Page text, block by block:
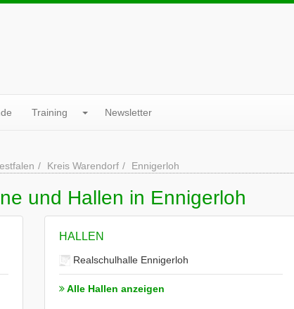
Training Newsletter
Kreis Warendorf Ennigerloh
und Hallen in Ennigerloh
HALLEN
Realschulhalle Ennigerloh
Alle Hallen anzeigen